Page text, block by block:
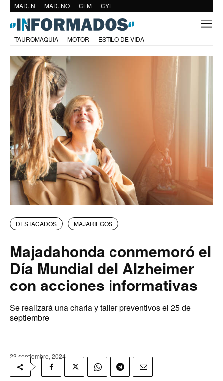
MAD. N MAD. NO CLM CYL
TAUROMAQUIA MOTOR ESTILO DE VIDA
DESTACADOS MAJARIEGOS
Majadahonda conmemoró el
Día Mundial del Alzheimer
con acciones informativas
Se realizará una charla y taller preventivos el 25 de
septiembre
23 septiembre, 2024